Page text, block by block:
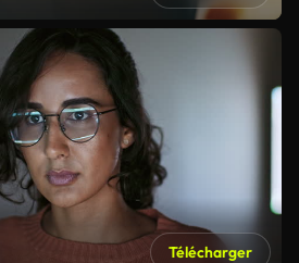
Télécharger